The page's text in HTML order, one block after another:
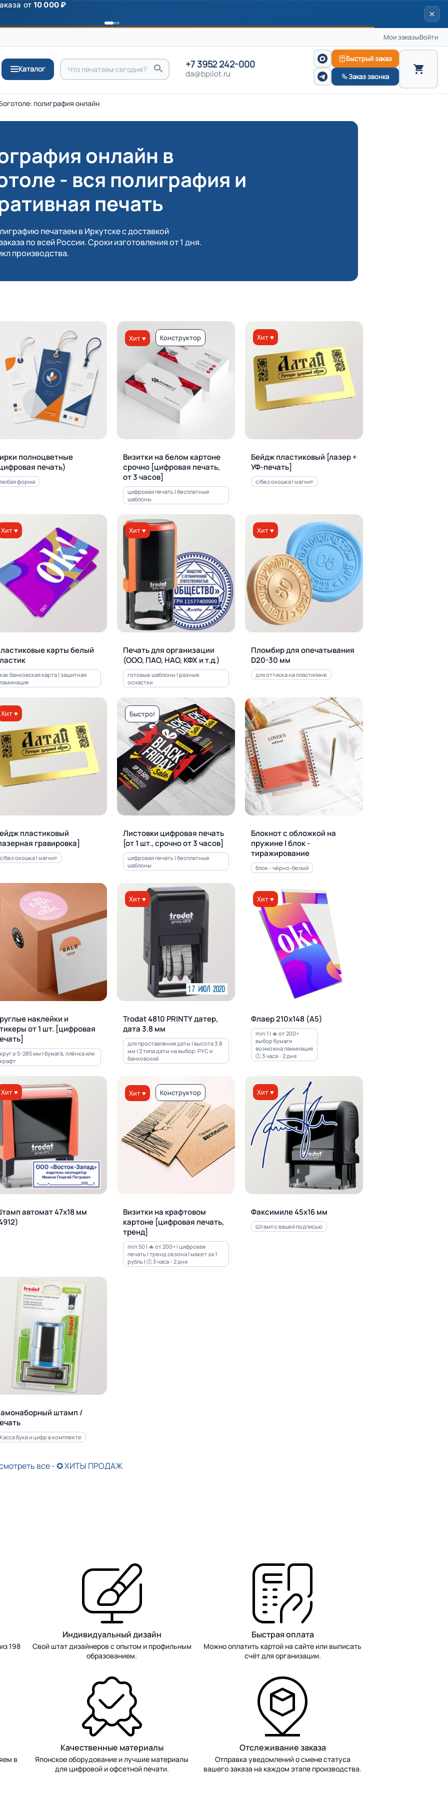
ПРИВЕТ
Мои заказыВойти
Каталог +7 3952 242-000
da@bpilot.ru
Быстрый заказ
Заказ звонка
полиграфия онлайн
онлайн в
- вся полиграфия и
печать
печатаем в Иркутске с доставкой
по всей России. Сроки изготовления от 1 дня.
производства.
полноцветные
печать)
любая форма
Хит ♥ Конструктор
Визитки на белом картоне
срочно [цифровая печать,
от 3 часов]
цифровая печать | бесплатные
шаблоны
Хит ♥
Бейдж пластиковый [лазер +
УФ-печать]
с/без окошка | магнит
Хит ♥
карты белый
как банковская карта | защитная
ламинация
Хит ♥
Печать для орга­ни­за­ции
(ООО, ПАО, НАО, КФХ и т.д.)
готовые шаблоны | разные
оснастки
Хит ♥
Пломбир для опечатывания
D20-30 мм
для оттиска на пластилине
Хит ♥
пластиковый
гравировка]
с/без окошка | магнит
Быстро!
Листовки цифровая печать
[от 1 шт., срочно от 3 часов]
цифровая печать | бесплатные
шаблоны
Блокнот с обложкой на
пружине | блок -
тиражирование
блок - чёрно-белый
наклейки и
от 1 шт. [цифровая
круг ⌀ 5-285 мм | бумага, плёнка или
крафт
Хит ♥
Trodat 4810 PRINTY датер,
дата 3.8 мм
для проставления даты | высота 3.8
мм | 2 типа даты на выбор: РУС и
банковский
Хит ♥
Флаер 210х148 (А5)
min 1 | 🔥 от 200+
выбор бумаги
возможна ламинация
🕔 3 часа - 2 дня
Хит ♥
автомат 47х18 мм
Хит ♥ Конструктор
Визитки на крафтовом
картоне [цифровая печать,
тренд]
min 50 | 🔥 от 200+ | цифровая
печать | тренд сезона | макет за 1
рубль | 🕔 3 часа - 2 дня
Хит ♥
Факсимиле 45х16 мм
Штамп с вашей подписью
штамп /
Касса букв и цифр в комплекте
все - ✪ ХИТЫ ПРОДАЖ
198
Индивидуальный дизайн
Свой штат дизайнеров с опытом и профильным
образованием.
Быстрая оплата
Можно оплатить картой на сайте или выписать
счёт для организации.
в
Качественные материалы
Японское оборудование и лучшие материалы
для цифровой и офсетной печати.
Отслеживание заказа
Отправка уведомлений о смене статуса
вашего заказа на каждом этапе производства.